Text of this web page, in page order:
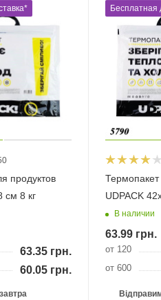
продуктов
см 8 кг
63.35 грн.
60.05 грн.
Бесплатная
Термопакет
UDPACK
В наличии
63.99 грн.
от 120
от 600